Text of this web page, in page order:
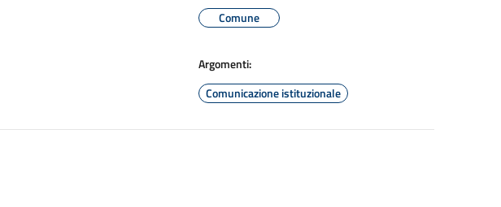
Comune
Argomenti:
Comunicazione istituzionale